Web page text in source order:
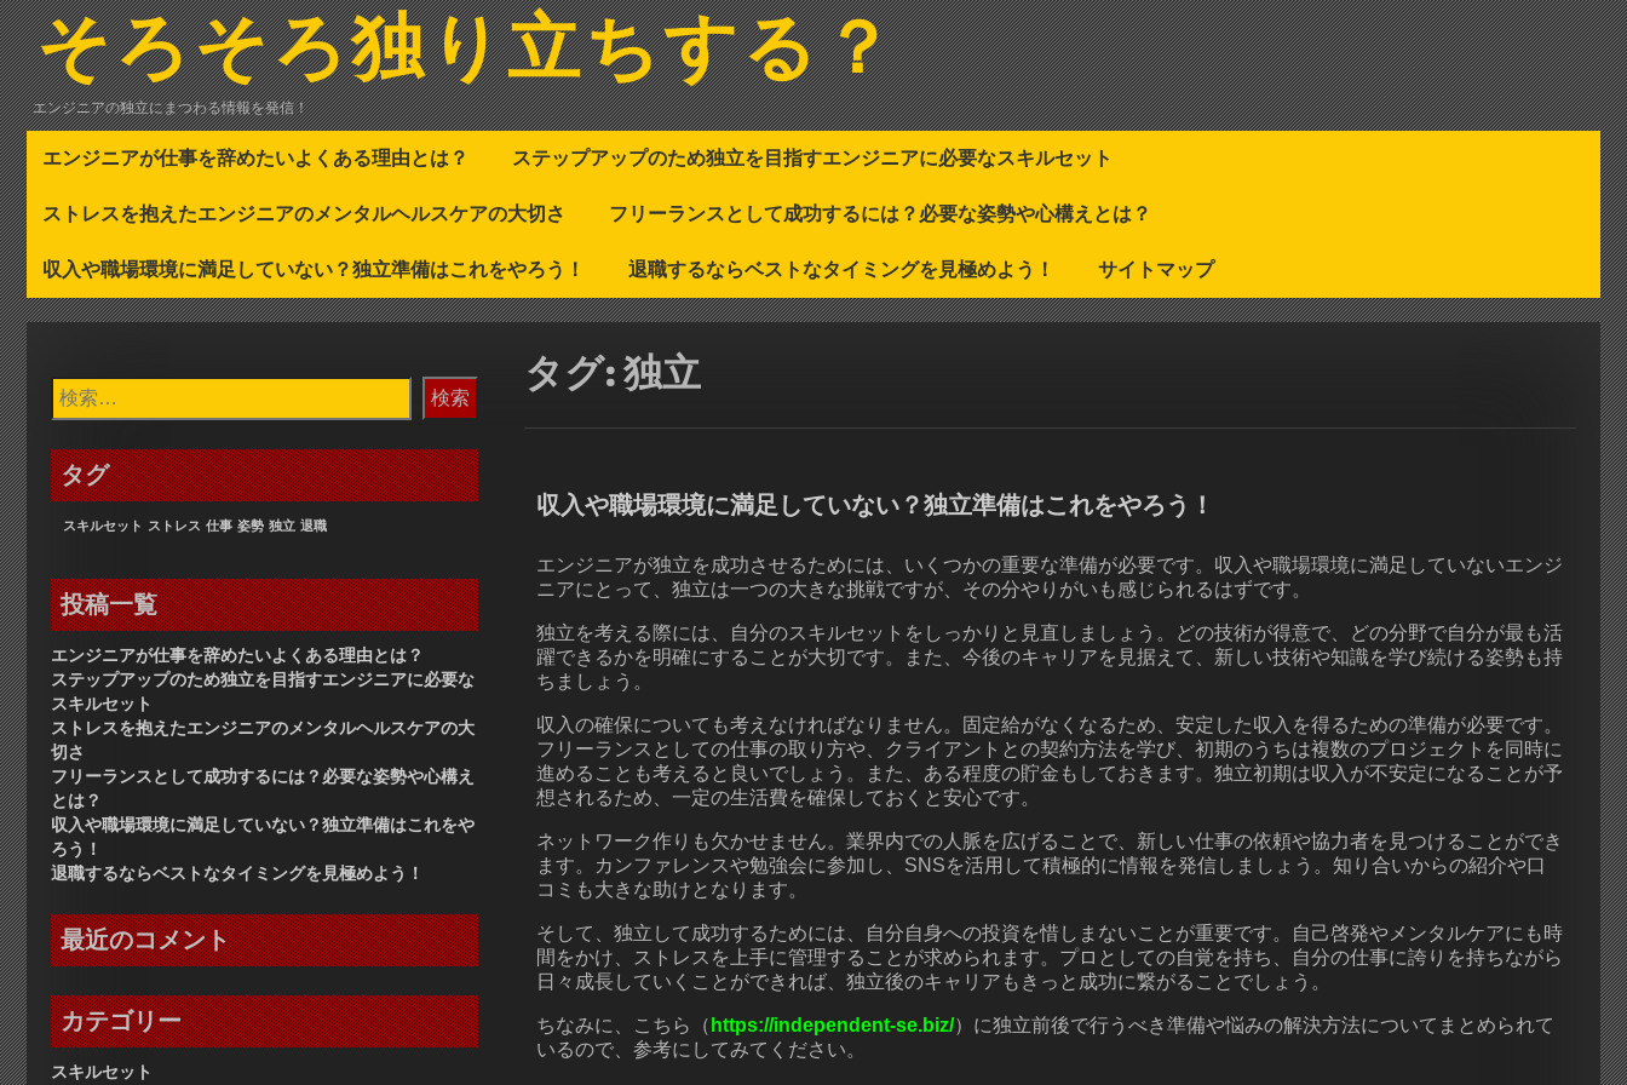
コ
ン
テ
ン
ツ
へ
ス
キ
ッ
プ
そろそろ独り立ちする？
エンジニアの独立にまつわる情報を発信！
エンジニアが仕事を辞めたいよくある理由とは？ ステップアップのため独立を目指すエンジニアに必要なスキルセット
ストレスを抱えたエンジニアのメンタルヘルスケアの大切さ フリーランスとして成功するには？必要な姿勢や心構えとは？
収入や職場環境に満足していない？独立準備はこれをやろう！ 退職するならベストなタイミングを見極めよう！ サイトマップ
タグ:独立
収入や職場環境に満足していない？独立準備はこれをやろう！
エンジニアが独立を成功させるためには、いくつかの重要な準備が必要です。収入や職場環境に満足していないエンジ
ニアにとって、独立は一つの大きな挑戦ですが、その分やりがいも感じられるはずです。
独立を考える際には、自分のスキルセットをしっかりと見直しましょう。どの技術が得意で、どの分野で自分が最も活
躍できるかを明確にすることが大切です。また、今後のキャリアを見据えて、新しい技術や知識を学び続ける姿勢も持
ちましょう。
収入の確保についても考えなければなりません。固定給がなくなるため、安定した収入を得るための準備が必要です。
フリーランスとしての仕事の取り方や、クライアントとの契約方法を学び、初期のうちは複数のプロジェクトを同時に
進めることも考えると良いでしょう。また、ある程度の貯金もしておきます。独立初期は収入が不安定になることが予
想されるため、一定の生活費を確保しておくと安心です。
ネットワーク作りも欠かせません。業界内での人脈を広げることで、新しい仕事の依頼や協力者を見つけることができ
ます。カンファレンスや勉強会に参加し、SNSを活用して積極的に情報を発信しましょう。知り合いからの紹介や口
コミも大きな助けとなります。
そして、独立して成功するためには、自分自身への投資を惜しまないことが重要です。自己啓発やメンタルケアにも時
間をかけ、ストレスを上手に管理することが求められます。プロとしての自覚を持ち、自分の仕事に誇りを持ちながら
日々成長していくことができれば、独立後のキャリアもきっと成功に繋がることでしょう。
ちなみに、こちら（ https://independent-se.biz/）に独立前後で行うべき準備や悩みの解決方法についてまとめられて
いるので、参考にしてみてください。
検
索:
タグ
スキルセット ストレス 仕事 姿勢 独立 退職
投稿一覧
エンジニアが仕事を辞めたいよくある理由とは？
ステップアップのため独立を目指すエンジニアに必要な
スキルセット
ストレスを抱えたエンジニアのメンタルヘルスケアの大
切さ
フリーランスとして成功するには？必要な姿勢や心構え
とは？
収入や職場環境に満足していない？独立準備はこれをや
ろう！
退職するならベストなタイミングを見極めよう！
最近のコメント
カテゴリー
スキルセット